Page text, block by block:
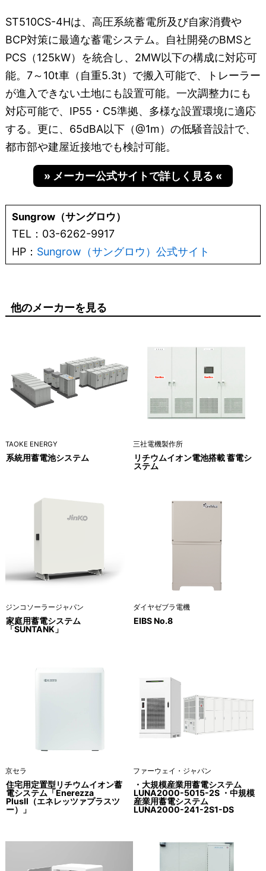
ST510CS-4Hは、高圧系統蓄電所及び自家消費や
BCP対策に最適な蓄電システム。自社開発のBMSと
PCS（125kW）を統合し、2MW以下の構成に対応可
能。7～10t車（自重5.3t）で搬入可能で、トレーラー
が進入できない土地にも設置可能。一次調整力にも
対応可能で、IP55・C5準拠、多様な設置環境に適応
する。更に、65dBA以下（@1m）の低騒音設計で、
都市部や建屋近接地でも検討可能。
» メーカー公式サイトで詳しく見る «
Sungrow（サングロウ）
TEL：03-6262-9917
HP： Sungrow（サングロウ）公式サイト
他のメーカーを見る
TAOKE ENERGY
系統用蓄電池システム
三社電機製作所
リチウムイオン電池搭載 蓄電シ
ステム
ジンコソーラージャパン
家庭用蓄電システム
「SUNTANK」
ダイヤゼブラ電機
EIBS No.8
京セラ
住宅用定置型リチウムイオン蓄
電システム「Enerezza
PlusⅡ（エネレッツァプラスツ
ー）」
ファーウェイ・ジャパン
・大規模産業用蓄電システム
LUNA2000-5015-2S ・中規模
産業用蓄電システム
LUNA2000-241-2S1-DS